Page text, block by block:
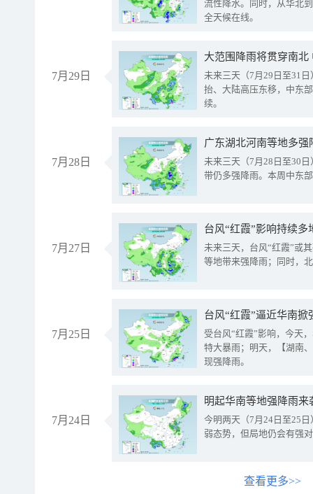
流性降水。同时，从华北
全天候在线。
7月29日
大范围降雨将贯穿南
未来三天（7月29日至31
抬、大陆高压东移，中东
续。
7月28日
广东湖北河南等地多
未来三天（7月28日至30
带仍多强降雨。本周中东
7月27日
台风“红霞”影响持续
未来三天，台风“红霞”或
等地带来强降雨；同时，
7月25日
台风“红霞”逼近华南
受台风“红霞”影响，今天
特大暴雨；明天，【湖南
现强降雨。
7月24日
明起华南等地强降雨
今明两天（7月24日至25
弱态势，但局地仍会有强
查看更多>>